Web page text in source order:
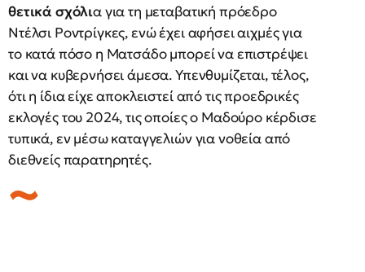
θετικά σχόλια για τη μεταβατική πρόεδρο
Ντέλσι Ροντρίγκες, ενώ έχει αφήσει αιχμές για
το κατά πόσο η Ματσάδο μπορεί να επιστρέψει
και να κυβερνήσει άμεσα. Υπενθυμίζεται, τέλος,
ότι η ίδια είχε αποκλειστεί από τις προεδρικές
εκλογές του 2024, τις οποίες ο Μαδούρο κέρδισε
τυπικά, εν μέσω καταγγελιών για νοθεία από
διεθνείς παρατηρητές.